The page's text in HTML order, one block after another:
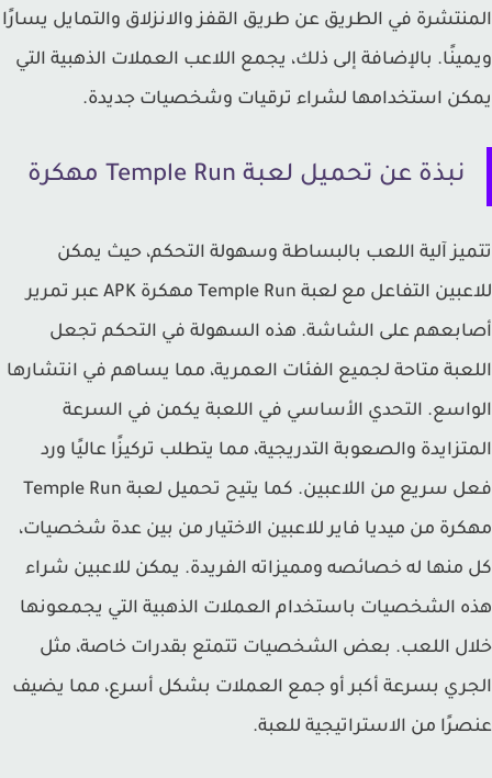
في الطريق عن طريق القفز والانزلاق والتمايل يسارًا
بالإضافة إلى ذلك، يجمع اللاعب العملات الذهبية التي
استخدامها لشراء ترقيات وشخصيات جديدة.
نبذة عن تحميل لعبة Temple Run مهكرة
آلية اللعب بالبساطة وسهولة التحكم، حيث يمكن
للاعبين التفاعل مع لعبة Temple Run مهكرة APK عبر تمرير
على الشاشة. هذه السهولة في التحكم تجعل
متاحة لجميع الفئات العمرية، مما يساهم في انتشارها
التحدي الأساسي في اللعبة يكمن في السرعة
والصعوبة التدريجية، مما يتطلب تركيزًا عاليًا ورد
فعل سريع من اللاعبين. كما يتيح تحميل لعبة Temple Run
من ميديا فاير للاعبين الاختيار من بين عدة شخصيات،
منها له خصائصه ومميزاته الفريدة. يمكن للاعبين شراء
الشخصيات باستخدام العملات الذهبية التي يجمعونها
اللعب. بعض الشخصيات تتمتع بقدرات خاصة، مثل
بسرعة أكبر أو جمع العملات بشكل أسرع، مما يضيف
من الاستراتيجية للعبة.